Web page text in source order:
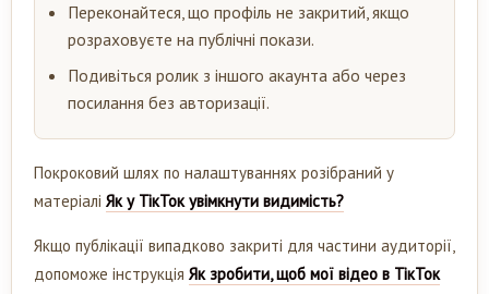
Переконайтеся, що профіль не закритий, якщо
розраховуєте на публічні покази.
Подивіться ролик з іншого акаунта або через
посилання без авторизації.
Покроковий шлях по налаштуваннях розібраний у
матеріалі Як у ТікТок увімкнути видимість?
Якщо публікації випадково закриті для частини аудиторії,
допоможе інструкція Як зробити, щоб мої відео в ТікТок